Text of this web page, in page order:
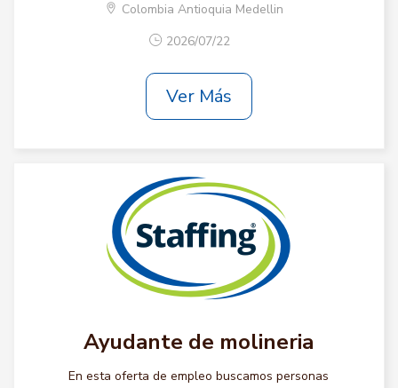
Colombia Antioquia Medellin
2026/07/22
Ver Más
Ayudante de molineria
En esta oferta de empleo buscamos personas